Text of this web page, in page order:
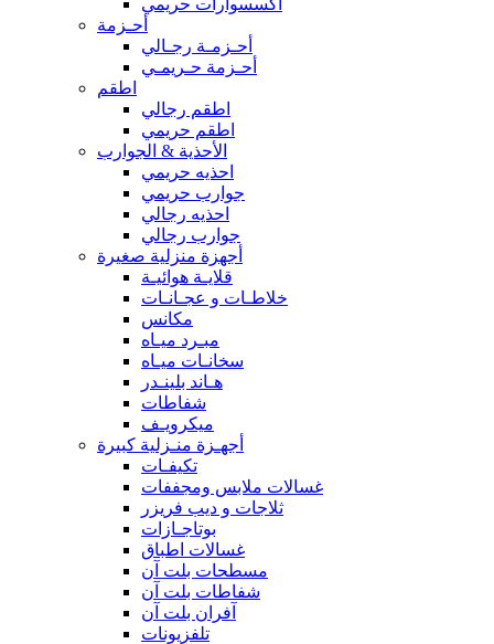
أحـزمة
أحـزمـة رجـالي
أحـزمة حـريمـي
اطقم
اطقم رجالي
اطقم حريمي
الأحذية & الجوارب
احذيه حريمي
جوارب حريمي
احذيه رجالي
جوارب رجالي
أجهزة منزلية صغيرة
قلايـة هوائيـة
خلاطـات و عجـانـات
مكانس
مبـرد ميـاه
سخانـات ميـاه
هـاند بلينـدر
شفاطات
ميكرويـف
أجهـزة منـزلية كبيرة
تكيفـات
غسالات ملابس ومجففات
ثلاجات و ديب فريزر
بوتاجـازات
غسالات اطباق
مسطحات بلت آن
شفاطات بلت آن
آفران بلت آن
تلفزيونات